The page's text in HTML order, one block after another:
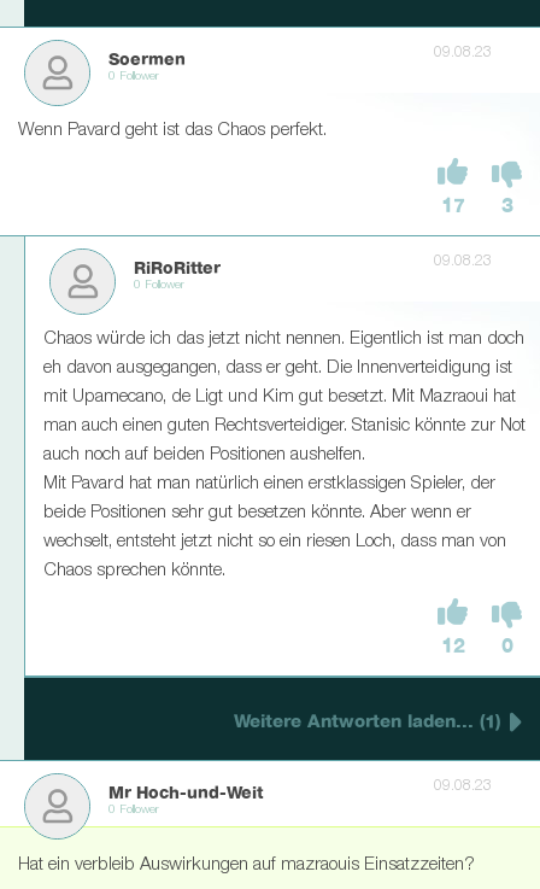
Soermen
0 Follower
09.08.23
Wenn Pavard geht ist das Chaos perfekt.
17 3
RiRoRitter
0 Follower
09.08.23
Chaos würde ich das jetzt nicht nennen. Eigentlich ist man doch
eh davon ausgegangen, dass er geht. Die Innenverteidigung ist
mit Upamecano, de Ligt und Kim gut besetzt. Mit Mazraoui hat
man auch einen guten Rechtsverteidiger. Stanisic könnte zur Not
auch noch auf beiden Positionen aushelfen.
Mit Pavard hat man natürlich einen erstklassigen Spieler, der
beide Positionen sehr gut besetzen könnte. Aber wenn er
wechselt, entsteht jetzt nicht so ein riesen Loch, dass man von
Chaos sprechen könnte.
12 0
Weitere Antworten laden... (1)
Mr Hoch-und-Weit
0 Follower
09.08.23
Hat ein verbleib Auswirkungen auf mazraouis Einsatzzeiten?